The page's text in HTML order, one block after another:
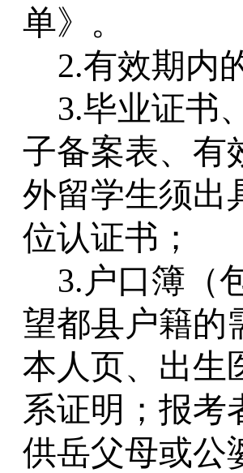
单》。
2.有效期内
3.毕业证书
子备案表、有
外留学生须出
位认证书；
3.户口簿 （
望都县户籍的
本人页、出生
系证明；报考
供岳父母或公